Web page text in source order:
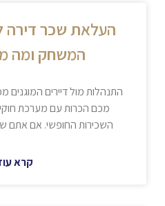
העלאת שכר דירה
המשחק ומה
התנהלות מול דיירים המוגנים
מכם הכרות עם מערכת
השכירות החופשי. אם אתם
קרא